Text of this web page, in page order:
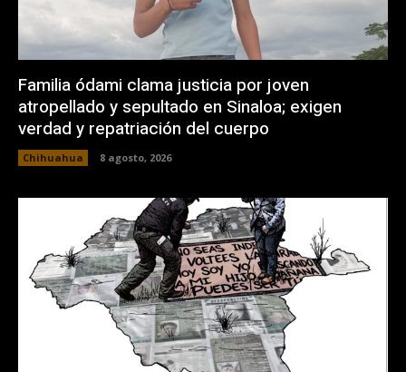
Familia ódami clama justicia por joven
atropellado y sepultado en Sinaloa; exigen
verdad y repatriación del cuerpo
Chihuahua 8 agosto, 2026